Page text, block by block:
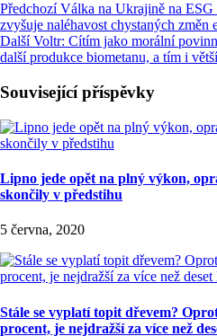
Předchozí Válka na Ukrajině na
zvyšuje naléhavost chystaných změn
Další Voltr: Cítím jako morální
další produkce biometanu, a tím i
Související příspěvky
Lipno jede opět na plný výkon,
skončily v předstihu
5 června, 2020
Stále se vyplatí topit dřevem?
procent, je nejdražší za více než